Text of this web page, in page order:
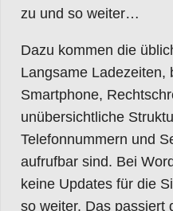
zu und so weiter…
Dazu kommen die
Langsame Ladezeiten,
Smartphone,
unübersichtliche
Telefonnummern und
aufrufbar sind. Bei
keine Updates für die
so weiter. Das passiert